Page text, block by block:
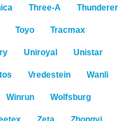
Three-A Thunderer
Toyo Tracmax
Uniroyal Unistar
Vredestein Wanli
Winrun Wolfsburg